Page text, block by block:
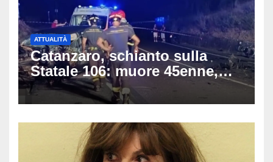
ATTUALITÀ
Catanzaro, schianto sulla
Statale 106: muore 45enne,
coinvolti un’auto, un suv e
una moto